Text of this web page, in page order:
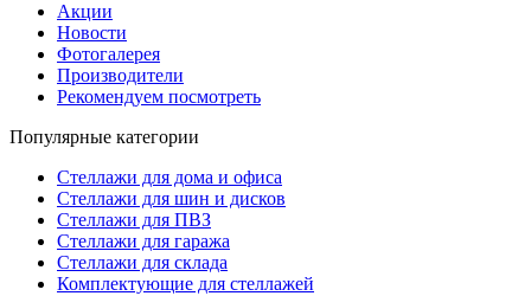
Акции
Новости
Фотогалерея
Производители
Рекомендуем посмотреть
Популярные категории
Стеллажи для дома и офиса
Стеллажи для шин и дисков
Стеллажи для ПВЗ
Стеллажи для гаража
Стеллажи для склада
Комплектующие для стеллажей